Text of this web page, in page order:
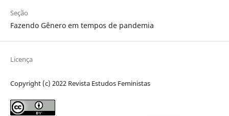
Seção
Fazendo Gênero em tempos de pandemia
Licença
Copyright (c) 2022 Revista Estudos Feministas